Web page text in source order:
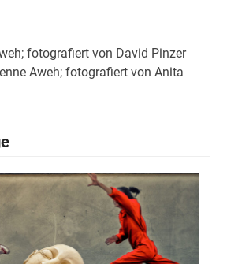
fotografiert von David Pinzer
Aweh; fotografiert von Anita